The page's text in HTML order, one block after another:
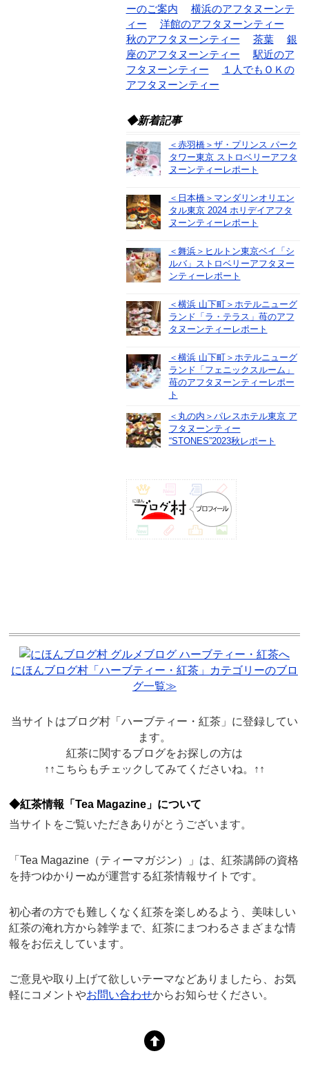
ーのご案内
横浜のアフタヌーンテ
ィー
洋館のアフタヌーンティー
秋のアフタヌーンティー
茶葉
銀
座のアフタヌーンティー
駅近のア
フタヌーンティー
１人でもＯＫの
アフタヌーンティー
◆新着記事
＜赤羽橋＞ザ・プリンス パーク
タワー東京 ストロベリーアフタ
ヌーンティーレポート
＜日本橋＞マンダリンオリエン
タル東京 2024 ホリデイアフタ
ヌーンティーレポート
＜舞浜＞ヒルトン東京ベイ「シ
ルバ」ストロベリーアフタヌー
ンティーレポート
＜横浜 山下町＞ホテルニューグ
ランド「ラ・テラス」苺のアフ
タヌーンティーレポート
＜横浜 山下町＞ホテルニューグ
ランド「フェニックスルーム」
苺のアフタヌーンティーレポー
ト
＜丸の内＞パレスホテル東京 ア
フタヌーンティー
“STONES”2023秋レポート
にほんブログ村「ハーブティー・紅茶」カテゴリーのブロ
グ一覧≫
当サイトはブログ村「ハーブティー・紅茶」に登録してい
ます。
紅茶に関するブログをお探しの方は
↑↑こちらもチェックしてみてくださいね。↑↑
◆紅茶情報「Tea Magazine」について
当サイトをご覧いただきありがとうございます。
「Tea Magazine（ティーマガジン）」は、紅茶講師の資格
を持つゆかりーぬが運営する紅茶情報サイトです。
初心者の方でも難しくなく紅茶を楽しめるよう、美味しい
紅茶の淹れ方から雑学まで、紅茶にまつわるさまざまな情
報をお伝えしています。
ご意見や取り上げて欲しいテーマなどありましたら、お気
軽にコメントやお問い合わせからお知らせください。